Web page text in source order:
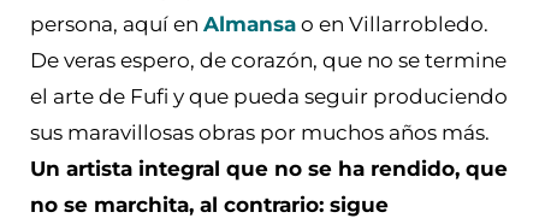
persona, aquí en Almansa o en Villarrobledo.
De veras espero, de corazón, que no se termine
el arte de Fufi y que pueda seguir produciendo
sus maravillosas obras por muchos años más.
Un artista integral que no se ha rendido, que
no se marchita, al contrario: sigue